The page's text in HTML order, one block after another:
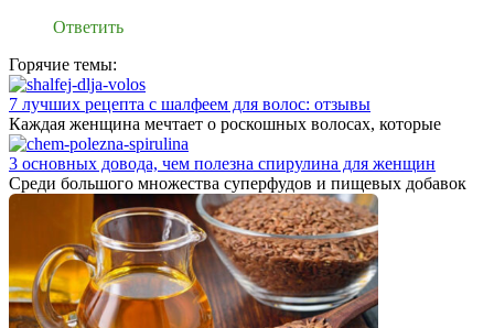
Ответить
Горячие темы:
7 лучших рецепта с шалфеем для волос: отзывы
Каждая женщина мечтает о роскошных волосах, которые
3 основных довода, чем полезна спирулина для женщин
Среди большого множества суперфудов и пищевых добавок